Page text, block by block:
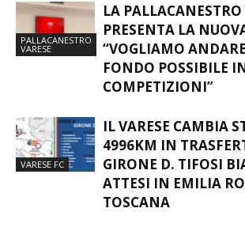
PALLACANESTRO
VARESE
LA PALLACANESTRO
PRESENTA LA
“VOGLIAMO
FONDO POSSIBILE
COMPETIZIONI”
VARESE FC
IL VARESE CAMBIA
4996KM IN
GIRONE D. TIFOSI
ATTESI IN EMILIA
TOSCANA